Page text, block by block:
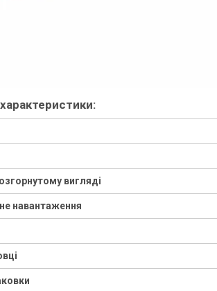
характеристики:
вигляді
навантаження